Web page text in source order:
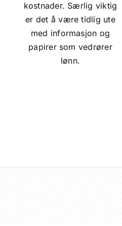
kostnader. Særlig viktig
er det å være tidlig ute
med informasjon og
papirer som vedrører
lønn.